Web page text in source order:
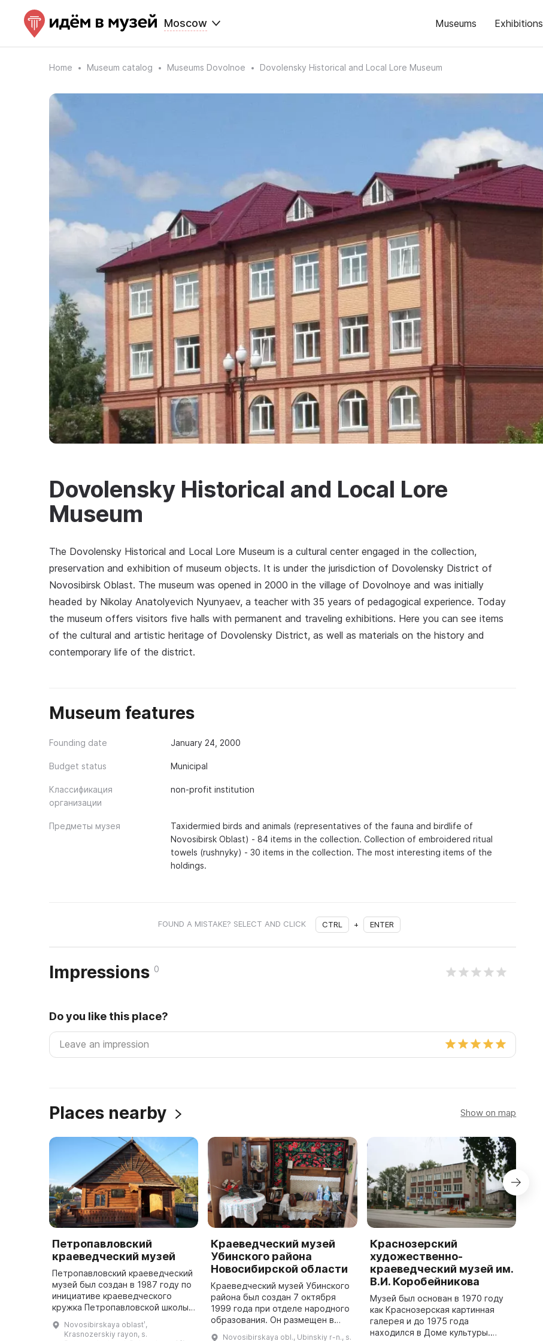
Moscow Museums Exhibitions
Home Museum catalog Museums Dovolnoe Dovolensky Historical and Local Lore Museum
Dovolensky Historical and Local Lore
Museum
The Dovolensky Historical and Local Lore Museum is a cultural center engaged in the collection,
preservation and exhibition of museum objects. It is under the jurisdiction of Dovolensky District of
Novosibirsk Oblast. The museum was opened in 2000 in the village of Dovolnoye and was initially
headed by Nikolay Anatolyevich Nyunyaev, a teacher with 35 years of pedagogical experience. Today
the museum offers visitors five halls with permanent and traveling exhibitions. Here you can see items
of the cultural and artistic heritage of Dovolensky District, as well as materials on the history and
contemporary life of the district.
Museum features
Founding date January 24, 2000
Budget status Municipal
Классификация
организации
non-profit institution
Предметы музея
Taxidermied birds and animals (representatives of the fauna and birdlife of
Novosibirsk Oblast) - 84 items in the collection. Collection of embroidered ritual
towels (rushnyky) - 30 items in the collection. The most interesting items of the
holdings.
FOUND A MISTAKE? SELECT AND CLICK CTRL + ENTER
Impressions 0
Do you like this place?
Places nearby Show on map
Петропавловский
краеведческий музей
Петропавловский краеведческий
музей был создан в 1987 году по
инициативе краеведческого
кружка Петропавловской школы
создание были подготовлены
Novosibirskaya oblastʹ,
Krasnozerskiy rayon, s.
Краеведческий музей
Убинского района
Новосибирской области
Краеведческий музей Убинского
района был создан 7 октября
1999 года при отделе народного
образования. Он размещен в
Novosibirskaya obl., Ubinskiy r-n., s.
Краснозерский
художественно-
краеведческий музей им.
В.И. Коробейникова
Музей был основан в 1970 году
как Краснозерская картинная
галерея и до 1975 года
находился в Доме культуры.